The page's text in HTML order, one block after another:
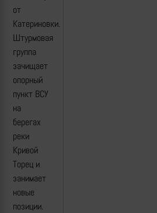
от
Катериновки.
Штурмовая
группа
зачищает
опорный
пункт ВСУ
на
берегах
реки
Кривой
Торец и
занимает
новые
позиции.